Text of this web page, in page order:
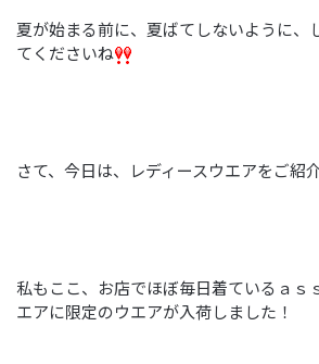
夏が始まる前に、夏ばてしないように、
てくださいね
さて、今日は、レディースウエアをご紹
私もここ、お店でほぼ毎日着ているａｓ
エアに限定のウエアが入荷しました！